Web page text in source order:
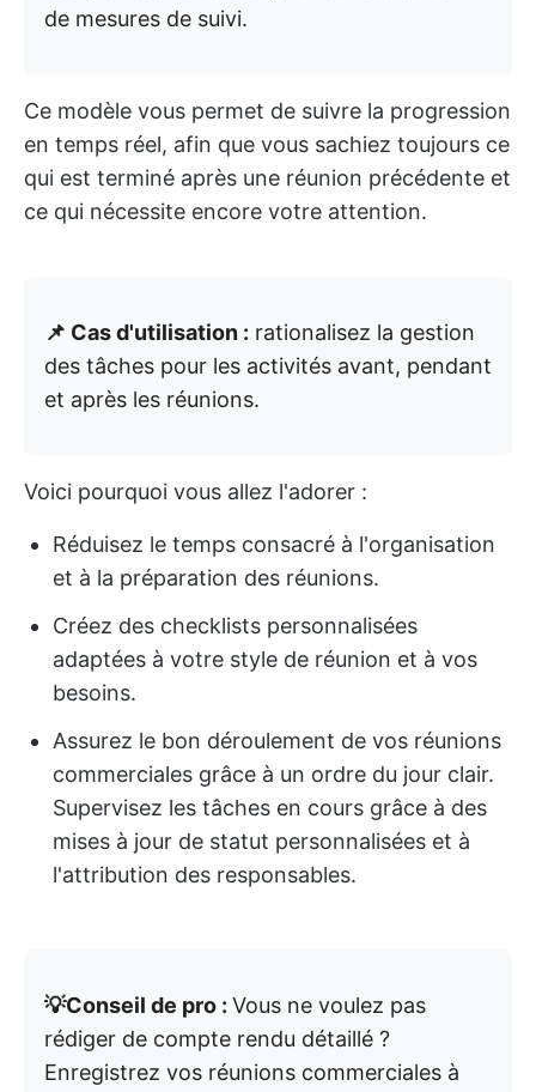
de mesures de suivi.
Ce modèle vous permet de suivre la progression
en temps réel, afin que vous sachiez toujours ce
qui est terminé après une réunion précédente et
ce qui nécessite encore votre attention.
📌 Cas d'utilisation : rationalisez la gestion
des tâches pour les activités avant, pendant
et après les réunions.
Voici pourquoi vous allez l'adorer :
Réduisez le temps consacré à l'organisation
et à la préparation des réunions.
Créez des checklists personnalisées
adaptées à votre style de réunion et à vos
besoins.
Assurez le bon déroulement de vos réunions
commerciales grâce à un ordre du jour clair.
Supervisez les tâches en cours grâce à des
mises à jour de statut personnalisées et à
l'attribution des responsables.
💡Conseil de pro : Vous ne voulez pas
rédiger de compte rendu détaillé ?
Enregistrez vos réunions commerciales à